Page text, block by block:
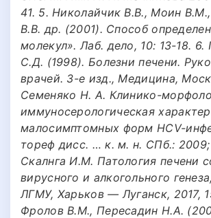
41. 5. Николайчик В.В., Моин
В.В. др. (2001). Способ
молекул». Лаб. дело, 10: 13-18.
С.Д. (1998). Болезни печени.
врачей. 3-е изд., Медицина,
Семеняко Н. А. Клинико-
иммуносерологическая
малосимптомных форм НСV-
тореф дисс. … к. м. н. СПб.:
Скалнга И.М. Патология печени
вирусного и алкогольного
ЛГМУ, Харьков — Луганск, 2017,
Фролов В.М., Пересадин Н.А.